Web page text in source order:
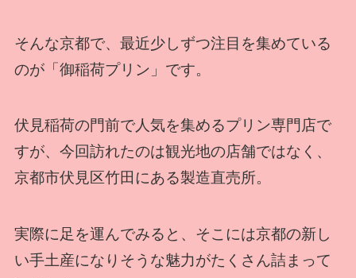
そんな京都で、最近少しずつ注目を集めている
のが「御稲荷プリン」です。
伏見稲荷の門前で人気を集めるプリン専門店で
すが、今回訪れたのは観光地の店舗ではなく、
京都市伏見区竹田にある製造直売所。
実際に足を運んでみると、そこには京都の新し
い手土産になりそうな魅力がたくさん詰まって